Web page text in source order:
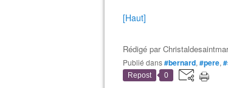
[Haut]
Rédigé par
Publié dans#bernard, #pere,
Repost 0